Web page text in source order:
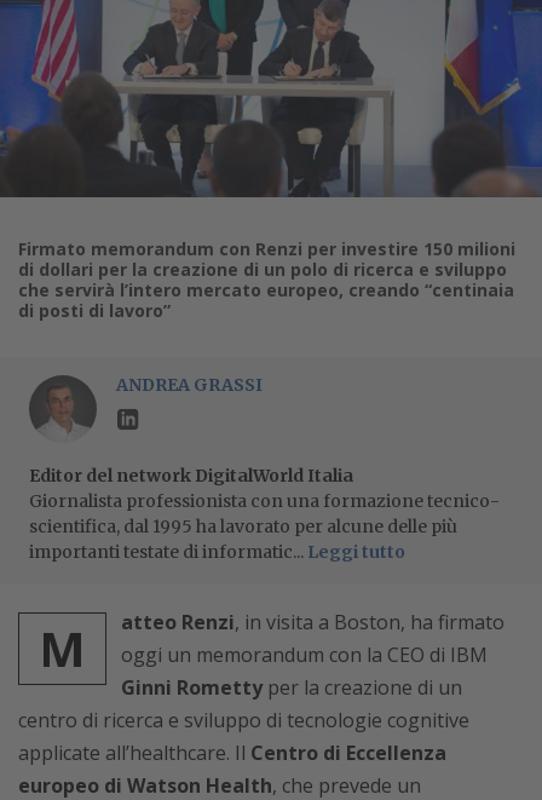
Firmato memorandum con Renzi per investire 150 milioni
di dollari per la creazione di un polo di ricerca e sviluppo
che servirà l’intero mercato europeo, creando “centinaia
di posti di lavoro”
ANDREA GRASSI
Editor del network DigitalWorld Italia
Giornalista professionista con una formazione tecnico-
scientifica, dal 1995 ha lavorato per alcune delle più
importanti testate di informatic... Leggi tutto
M atteo Renzi, in visita a Boston, ha firmato
oggi un memorandum con la CEO di IBM
Ginni Romettyper la creazione di un
centro di ricerca e sviluppo di tecnologie cognitive
applicate all’healthcare. Il Centro di Eccellenza
europeo di Watson Health, che prevede un